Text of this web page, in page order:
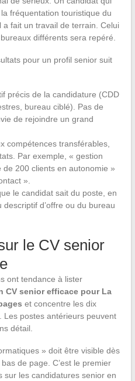
fréquentation touristique du
a fait un travail de terrain. Celui
différents sera repéré.
pour un profil senior suit
précis de la candidature (CDD
bureau ciblé). Pas de
de rejoindre un grand
compétences transférables,
Par exemple, « gestion
de 200 clients en autonomie »
».
le candidat sait du poste, en
d’offre ou du bureau
le CV senior
ont tendance à lister
CV senior efficace pour La
et concentre les dix
Les postes antérieurs peuvent
détail.
» doit être visible dès
de page. C’est le premier
sur les candidatures senior en